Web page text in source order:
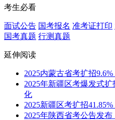
考生必看
面试公告 国考报名 准考证打印
国考真题 行测真题
延伸阅读
2025内蒙古省考扩招
2025年新疆区考爆发式
化
2025新疆区考扩招
2025年陕西省考公告发